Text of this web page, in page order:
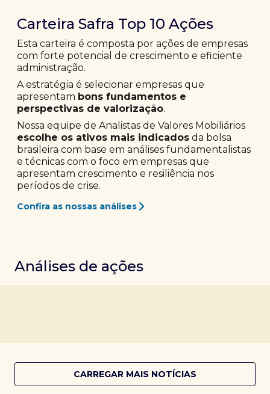
Carteira Safra Top 10 Ações
Esta carteira é composta por ações de empresas
com forte potencial de crescimento e eficiente
administração.
A estratégia é selecionar empresas que
apresentam bons fundamentos e
perspectivas de valorização.
Nossa equipe de Analistas de Valores Mobiliários
escolhe os ativos mais indicados da bolsa
brasileira com base em análises fundamentalistas
e técnicas com o foco em empresas que
apresentam crescimento e resiliência nos
períodos de crise.
Confira as nossas análises
Análises de ações
CARREGAR MAIS NOTÍCIAS